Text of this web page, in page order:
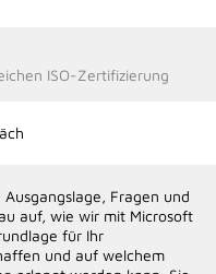
ISO-Zertifizierung
Fragen und
auf, wie wir mit Microsoft
für Ihr
und auf welchem